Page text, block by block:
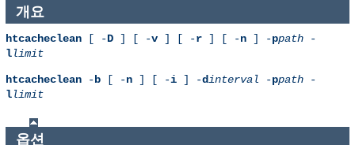
개요
htcacheclean [ -D ] [ -v ] [ -r ] [ -n ] -ppath -
llimit
htcacheclean -b [ -n ] [ -i ] -dinterval -ppath -
llimit
옵션